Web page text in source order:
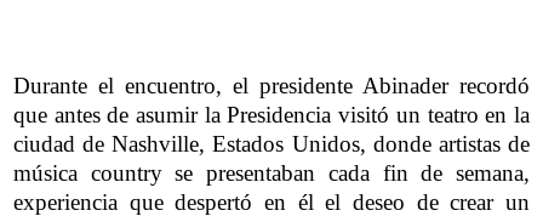
Durante el encuentro, el presidente Abinader recordó
que antes de asumir la Presidencia visitó un teatro en la
ciudad de Nashville, Estados Unidos, donde artistas de
música country se presentaban cada fin de semana,
experiencia que despertó en él el deseo de crear un